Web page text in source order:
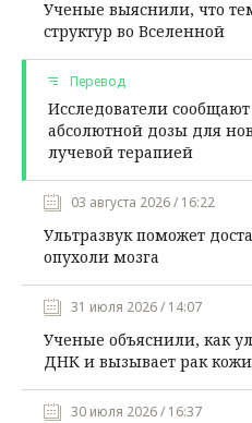
Ученые выяснили, что
структур во Вселенной
Перевод
Исследователи
абсолютной дозы для
лучевой терапией
03 августа 2026 / 16:22
Ультразвук поможет
опухоли мозга
31 июля 2026 / 14:07
Ученые объяснили, как
ДНК и вызывает рак кожи
30 июля 2026 / 16:37